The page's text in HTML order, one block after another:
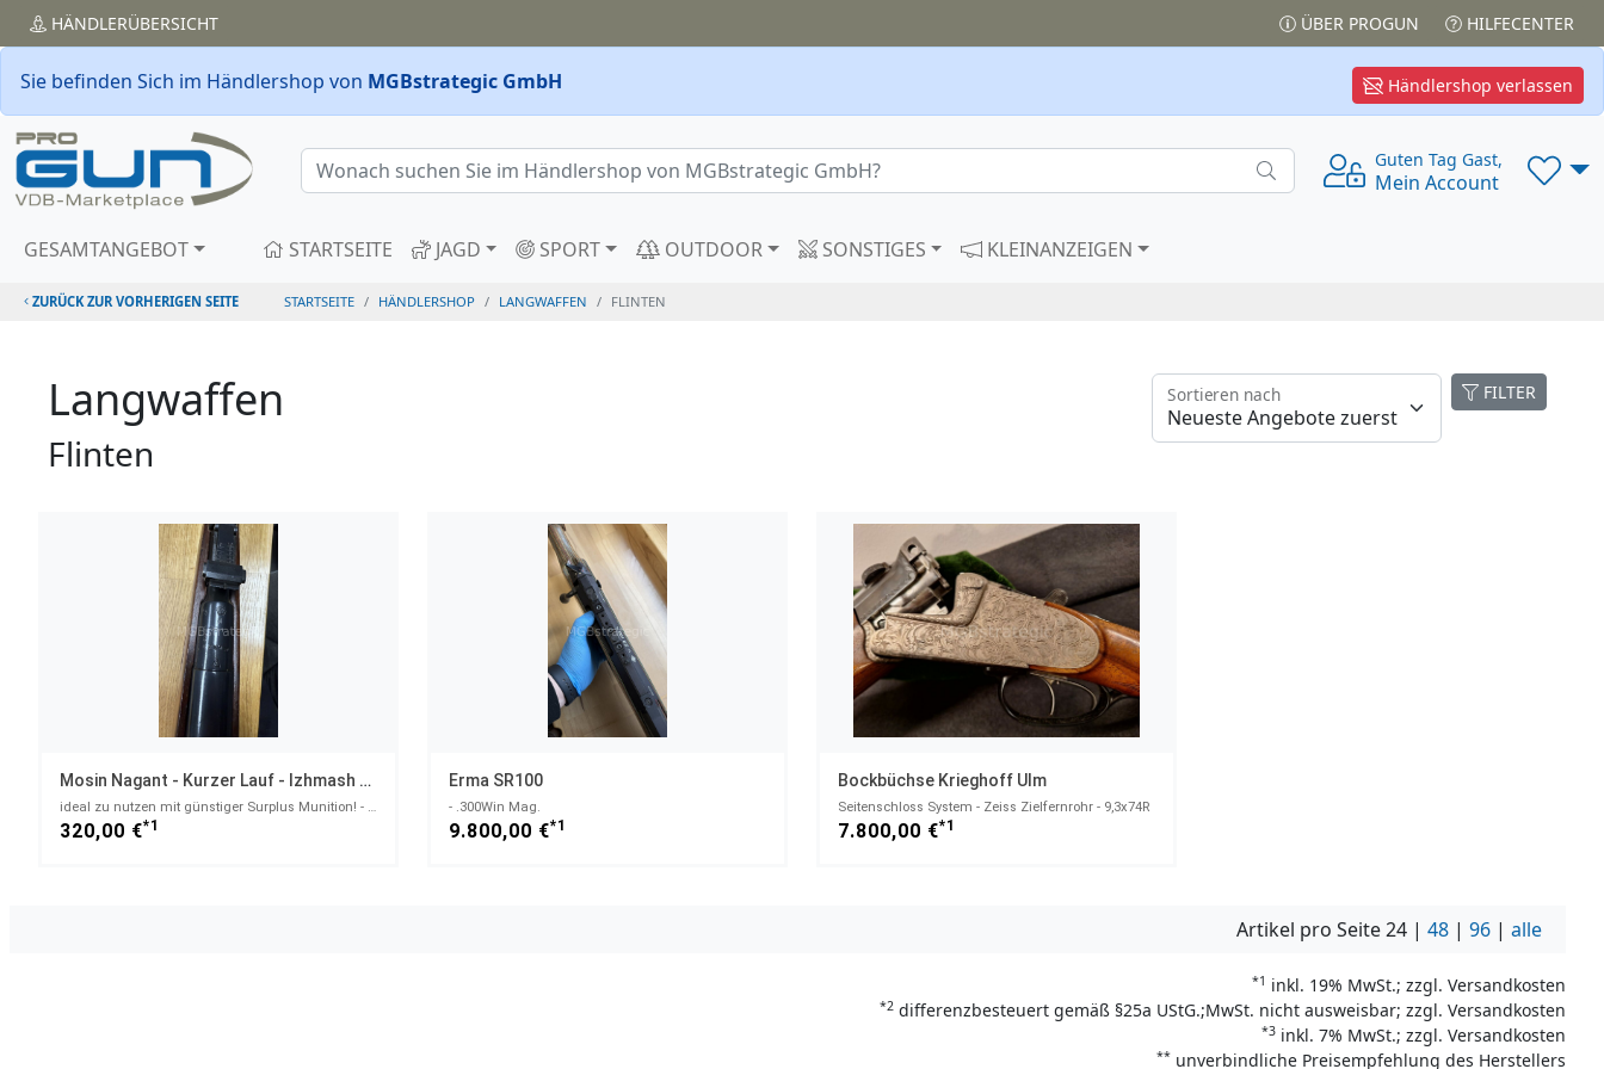
HÄNDLERÜBERSICHT ÜBER PROGUN HILFECENTER
Händlershop verlassen
Sie befinden Sich im Händlershop von MGBstrategic GmbH
Guten Tag Gast,
Mein Account
GESAMTANGEBOT STARTSEITE JAGD SPORT OUTDOOR SONSTIGES KLEINANZEIGEN
ZURÜCK ZUR VORHERIGEN SEITE STARTSEITE HÄNDLERSHOP LANGWAFFEN FLINTEN
Langwaffen
Flinten
FILTER
Sortieren nach
Mosin Nagant - Kurzer Lauf - Izhmash Fertigung 1945
ideal zu nutzen mit günstiger Surplus Munition! - 7,62x54R
320,00 €*1
Erma SR100
- .300Win Mag.
9.800,00 €*1
Bockbüchse Krieghoff Ulm
Seitenschloss System - Zeiss Zielfernrohr - 9,3x74R
7.800,00 €*1
Artikel pro Seite24 | 48 | 96 | alle
*1 inkl. 19% MwSt.; zzgl. Versandkosten
*2 differenzbesteuert gemäß §25a UStG.;MwSt. nicht ausweisbar; zzgl. Versandkosten
*3 inkl. 7% MwSt.; zzgl. Versandkosten
** unverbindliche Preisempfehlung des Herstellers